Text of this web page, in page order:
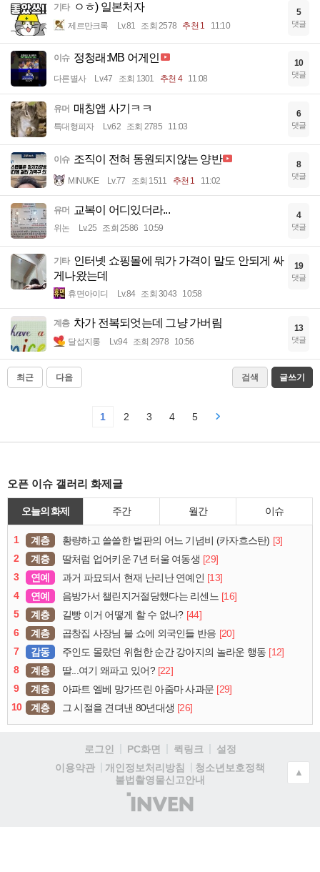
기타 ㅇㅎ) 일본처자
제르만크록 Lv.81 조회 2578 추천 1 11:10
5
댓글
이슈 정청래:MB 어게인
다른별사 Lv.47 조회 1301 추천 4 11:08
10
댓글
유머 매칭앱 사기ㅋㅋ
특대형피자 Lv.62 조회 2785 11:03
6
댓글
이슈 조직이 전혀 동원되지않는 양반
MINUKE Lv.77 조회 1511 추천 1 11:02
8
댓글
유머 교복이 어디있더라...
위논 Lv.25 조회 2586 10:59
4
댓글
기타 인터넷 쇼핑몰에 뭐가 가격이 말도 안되게 싸
게나왔는데
휴면아이디 Lv.84 조회 3043 10:58
19
댓글
계층 차가 전복되엇는데 그냥 가버림
달섭지롱 Lv.94 조회 2978 10:56
13
댓글
최근 다음 검색 글쓰기
1 2 3 4 5
오픈 이슈 갤러리 화제글
오늘의 화제 주간 월간 이슈
1 계층 황량하고 쓸쓸한 벌판의 어느 기념비 (카자흐스탄) [3]
2
계층 딸처럼 업어키운 7년 터울 여동생 [29]
3
연예 과거 파묘되서 현재 난리난 연예인 [13]
4
연예 음방가서 챌린지거절당했다는 리센느 [16]
5
계층 길빵 이거 어떻게 할 수 없나? [44]
6
계층 곱창집 사장님 불 쇼에 외국인들 반응 [20]
7
감동 주인도 몰랐던 위험한 순간 강아지의 놀라운 행동 [12]
8
계층 딸...여기 왜파고 있어? [22]
9
계층 아파트 엘베 망가뜨린 아줌마 사과문 [29]
10
계층 그 시절을 견뎌낸 80년대생 [26]
로그인 PC화면 퀵링크
설정
이용약관
개인정보처리방침
청소년보호정책
불법촬영물신고안내
(주)
인
▲